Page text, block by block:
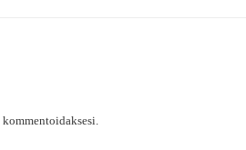
kommentoidaksesi.